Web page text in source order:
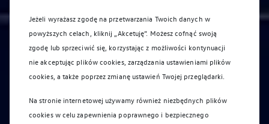
Jeżeli wyrażasz zgodę na przetwarzania Twoich danych w
powyższych celach, kliknij „Akcetuję”. Możesz cofnąć swoją
zgodę lub sprzeciwić się, korzystając z możliwości kontynuacji
nie akceptując plików cookies, zarządzania ustawieniami plików
cookies, a także poprzez zmianę ustawień Twojej przeglądarki.
Na stronie internetowej używamy również niezbędnych plików
cookies w celu zapewnienia poprawnego i bezpiecznego